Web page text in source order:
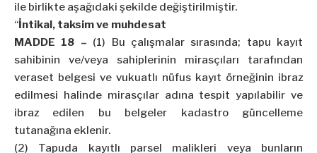
ile birlikte aşağıdaki şekilde değiştirilmiştir.
“İntikal, taksim ve muhdesat
MADDE 18 – (1) Bu çalışmalar sırasında; tapu kayıt
sahibinin ve/veya sahiplerinin mirasçıları tarafından
veraset belgesi ve vukuatlı nüfus kayıt örneğinin ibraz
edilmesi halinde mirasçılar adına tespit yapılabilir ve
ibraz edilen bu belgeler kadastro güncelleme
tutanağına eklenir.
(2) Tapuda kayıtlı parsel malikleri veya bunların